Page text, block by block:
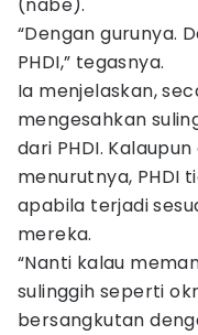
“Dengan gurunya.
PHDI,” tegasnya.
Ia menjelaskan,
mengesahkan
dari PHDI.
menurutnya, PHDI
apabila terjadi
mereka.
“Nanti kalau
sulinggih seperti
bersangkutan